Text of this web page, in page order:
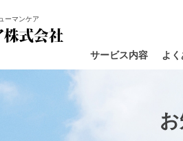
ーマンケア
サービス内容 よ